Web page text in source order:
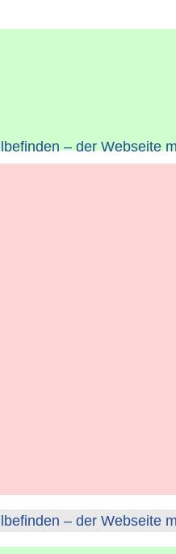
– der Webseite
– der Webseite